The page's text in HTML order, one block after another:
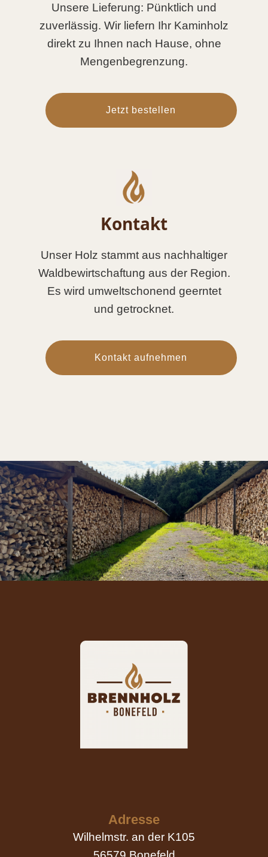
Unsere Lieferung: Pünktlich und
zuverlässig. Wir liefern Ihr Kaminholz
direkt zu Ihnen nach Hause, ohne
Mengenbegrenzung.
Jetzt bestellen
Kontakt
Unser Holz stammt aus nachhaltiger
Waldbewirtschaftung aus der Region.
Es wird umweltschonend geerntet
und getrocknet.
Kontakt aufnehmen
Adresse
Wilhelmstr. an der K105